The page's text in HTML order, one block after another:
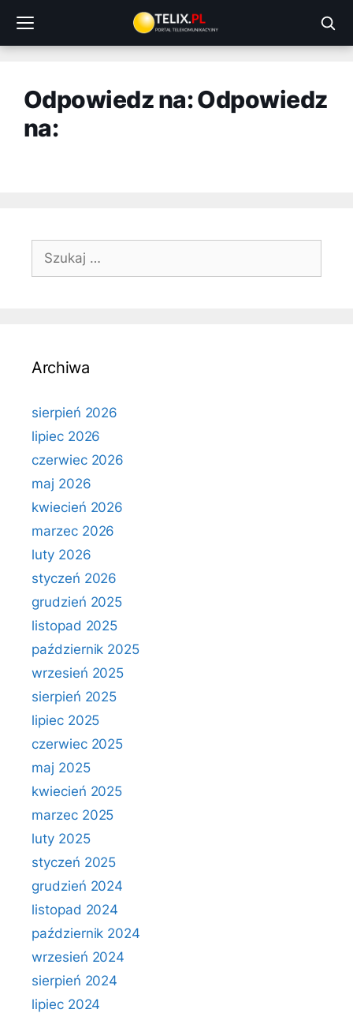
treści
Odpowiedz na: Odpowiedz
na:
Szukaj:
Archiwa
sierpień 2026
lipiec 2026
czerwiec 2026
maj 2026
kwiecień 2026
marzec 2026
luty 2026
styczeń 2026
grudzień 2025
listopad 2025
październik 2025
wrzesień 2025
sierpień 2025
lipiec 2025
czerwiec 2025
maj 2025
kwiecień 2025
marzec 2025
luty 2025
styczeń 2025
grudzień 2024
listopad 2024
październik 2024
wrzesień 2024
sierpień 2024
lipiec 2024